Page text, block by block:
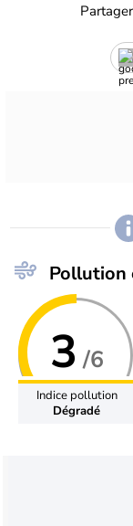
Partager
Pollution
3 /6
Indice pollution
Dégradé